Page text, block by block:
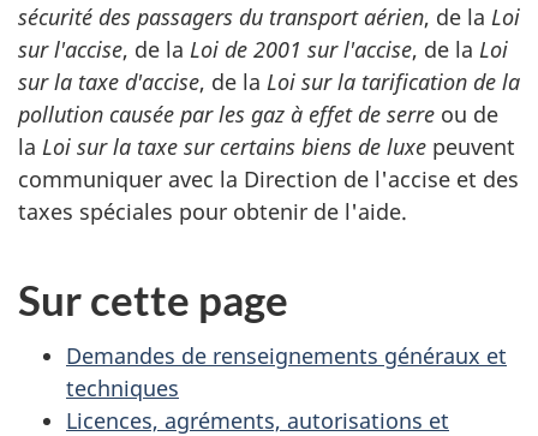
sécurité des passagers du transport aérien, de la Loi
sur l'accise, de la Loi de 2001 sur l'accise, de la Loi
sur la taxe d'accise, de la Loi sur la tarification de la
pollution causée par les gaz à effet de serre ou de
la Loi sur la taxe sur certains biens de luxe peuvent
communiquer avec la Direction de l'accise et des
taxes spéciales pour obtenir de l'aide.
Sur cette page
Demandes de renseignements généraux et
techniques
Licences, agréments, autorisations et